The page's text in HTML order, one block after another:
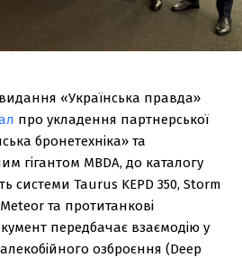
«Українська правда»
про укладення партнерської
бронетехніка» та
гігантом MBDA, до каталогу
системи Taurus KEPD 350, Storm
та протитанкові
передбачає взаємодію у
озброєння (Deep